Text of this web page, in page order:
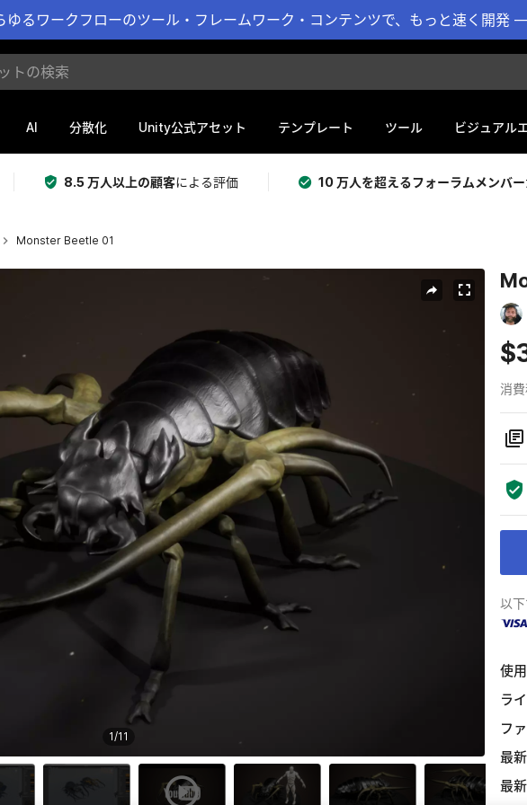
ゆるワークフローのツール・フレームワーク・コンテンツで、もっと速く開発 —
索
AI 分散化 Unity公式アセット テンプレート ツール ビジュアル
8.5 万人以上の顧客による評価 10 万人を超えるフォーラムメンバー
Monster Beetle 01
1/11
消
以
使
ラ
フ
最
最